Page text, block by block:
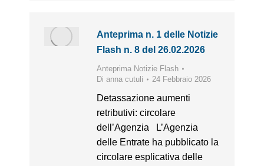
Anteprima n. 1 delle Notizie
Flash n. 8 del 26.02.2026
Anteprima Notizie Flash
Dianna cutuli 24 Febbraio 2026
Detassazione aumenti
retributivi: circolare
dell’Agenzia L’Agenzia
delle Entrate ha pubblicato la
circolare esplicativa delle